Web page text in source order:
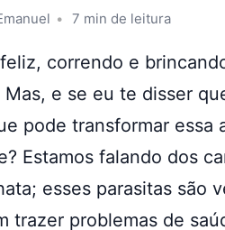
7 min de leitura
correndo e
e se eu te disser
pode transformar essa
Estamos falando dos
esses parasitas são
trazer problemas de